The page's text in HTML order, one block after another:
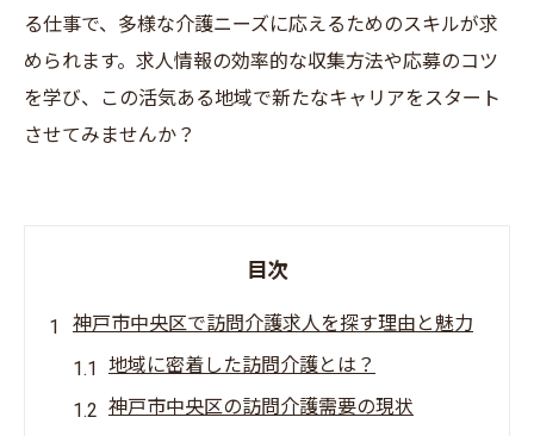
る仕事で、多様な介護ニーズに応えるためのスキルが求
められます。求人情報の効率的な収集方法や応募のコツ
を学び、この活気ある地域で新たなキャリアをスタート
させてみませんか？
目次
神戸市中央区で訪問介護求人を探す理由と魅力
地域に密着した訪問介護とは？
神戸市中央区の訪問介護需要の現状